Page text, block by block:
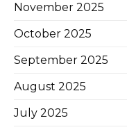
November 2025
October 2025
September 2025
August 2025
July 2025